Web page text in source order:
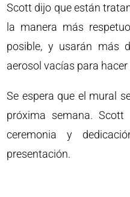
Scott dijo que están
la manera más
posible, y usarán más
aerosol vacías para
Se espera que el mural
próxima semana.
ceremonia y
presentación.